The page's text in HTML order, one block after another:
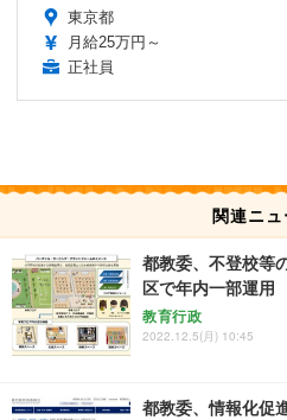
東京都
月給25万円～
正社員
関連ニュ
都教委、不登校等
区で年内一部運用
教育行政
2022.12.5(月) 10:45
都教委、情報化促